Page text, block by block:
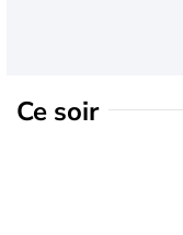
Ce soir